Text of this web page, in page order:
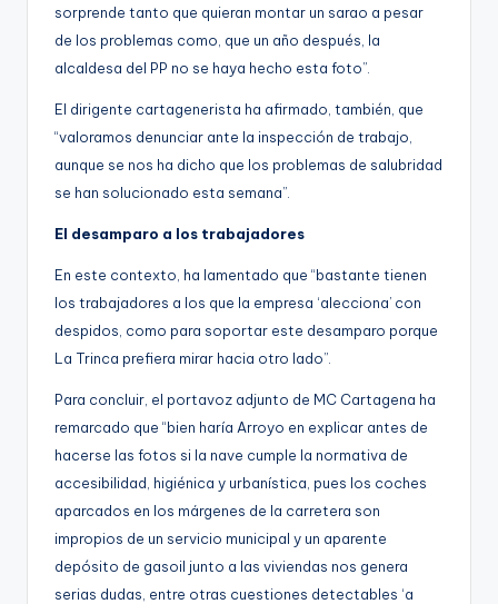
sorprende tanto que quieran montar un sarao a pesar
de los problemas como, que un año después, la
alcaldesa del PP no se haya hecho esta foto”.
El dirigente cartagenerista ha afirmado, también, que
“valoramos denunciar ante la inspección de trabajo,
aunque se nos ha dicho que los problemas de salubridad
se han solucionado esta semana”.
El desamparo a los trabajadores
En este contexto, ha lamentado que “bastante tienen
los trabajadores a los que la empresa ‘alecciona’ con
despidos, como para soportar este desamparo porque
La Trinca prefiera mirar hacia otro lado”.
Para concluir, el portavoz adjunto de MC Cartagena ha
remarcado que “bien haría Arroyo en explicar antes de
hacerse las fotos si la nave cumple la normativa de
accesibilidad, higiénica y urbanística, pues los coches
aparcados en los márgenes de la carretera son
impropios de un servicio municipal y un aparente
depósito de gasoil junto a las viviendas nos genera
serias dudas, entre otras cuestiones detectables ‘a